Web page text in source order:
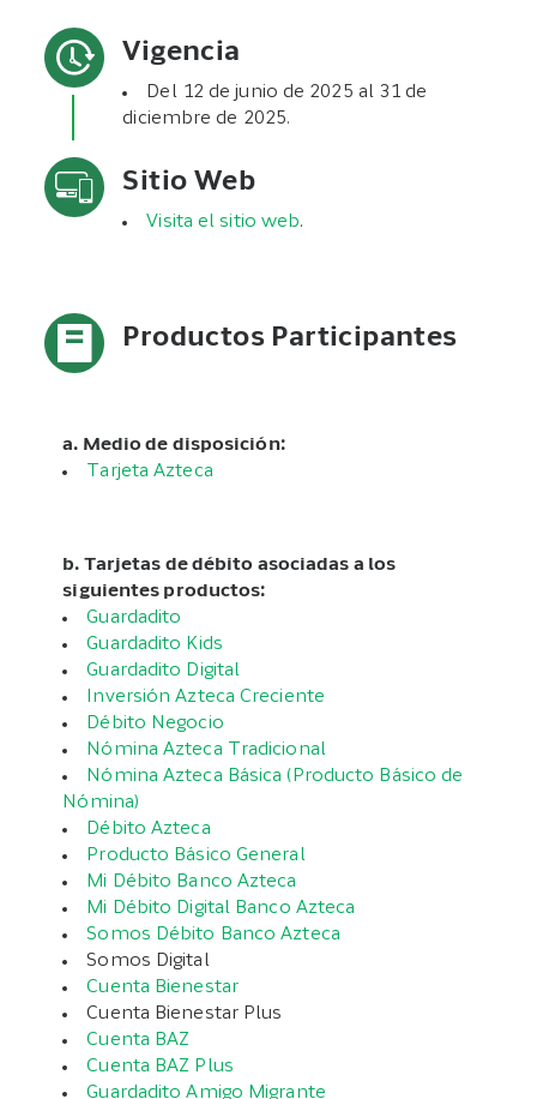
Vigencia
Del 12 de junio de 2025 al 31 de
diciembre de 2025.
Sitio Web
Visita el sitio web.
Productos Participantes
a. Medio de disposición:
Tarjeta Azteca
b. Tarjetas de débito asociadas a los
siguientes productos:
Guardadito
Guardadito Kids
Guardadito Digital
Inversión Azteca Creciente
Débito Negocio
Nómina Azteca Tradicional
Nómina Azteca Básica (Producto Básico de
Nómina)
Débito Azteca
Producto Básico General
Mi Débito Banco Azteca
Mi Débito Digital Banco Azteca
Somos Débito Banco Azteca
Somos Digital
Cuenta Bienestar
Cuenta Bienestar Plus
Cuenta BAZ
Cuenta BAZ Plus
Guardadito Amigo Migrante